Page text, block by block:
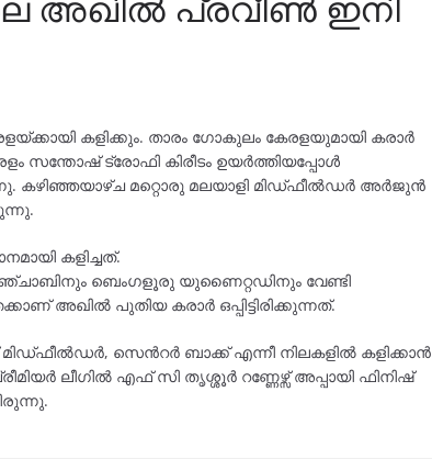
കളിക്കും. താരം ഗോകുലം കേരളയുമായി കരാർ
സന്തോഷ് ട്രോഫി കിരീടം ഉയർത്തിയപ്പോൾ
കഴിഞ്ഞയാഴ്ച മറ്റൊരു മലയാളി മിഡ്ഫീൽഡർ അർജുൻ
കളിച്ചത്.
ബെംഗളൂരു യുണൈറ്റഡിനും വേണ്ടി
അഖിൽ പുതിയ കരാർ ഒപ്പിട്ടിരിക്കുന്നത്.
സെന്‍റർ ബാക്ക് എന്നീ നിലകളിൽ കളിക്കാൻ
ലീഗിൽ എഫ് സി തൃശ്ശൂർ റണ്ണേഴ്സ് അപ്പായി ഫിനിഷ്